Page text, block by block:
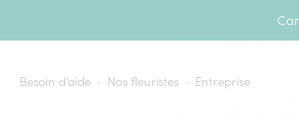
Besoin d’aide Nos fleuristes Entreprise